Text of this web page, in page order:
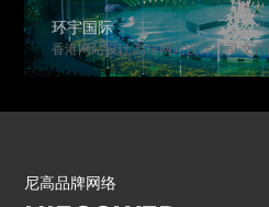
环宇国际
香港网站设计,高端网站设计公司,文
尼高品牌网络